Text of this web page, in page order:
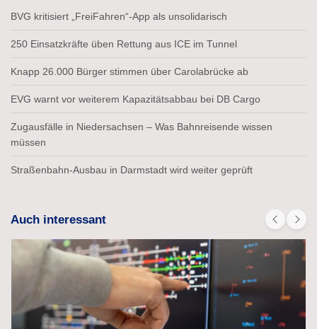
BVG kritisiert „FreiFahren“-App als unsolidarisch
250 Einsatzkräfte üben Rettung aus ICE im Tunnel
Knapp 26.000 Bürger stimmen über Carolabrücke ab
EVG warnt vor weiterem Kapazitätsabbau bei DB Cargo
Zugausfälle in Niedersachsen – Was Bahnreisende wissen
müssen
Straßenbahn-Ausbau in Darmstadt wird weiter geprüft
Auch interessant